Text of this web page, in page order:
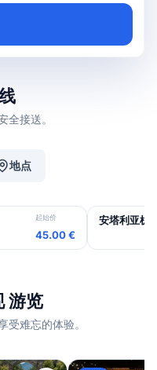
全接送。
地点
45.00 €
起始价 安塔利亚机
游览
受难忘的体验。